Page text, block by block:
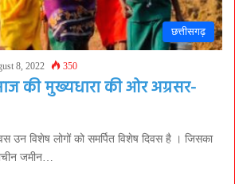
छत्तीसगढ़
8, 2022 350
की मुख्यधारा की ओर अग्रसर-
उन विशेष लोगों को समर्पित विशेष दिवस है । जिसका
जमीन…